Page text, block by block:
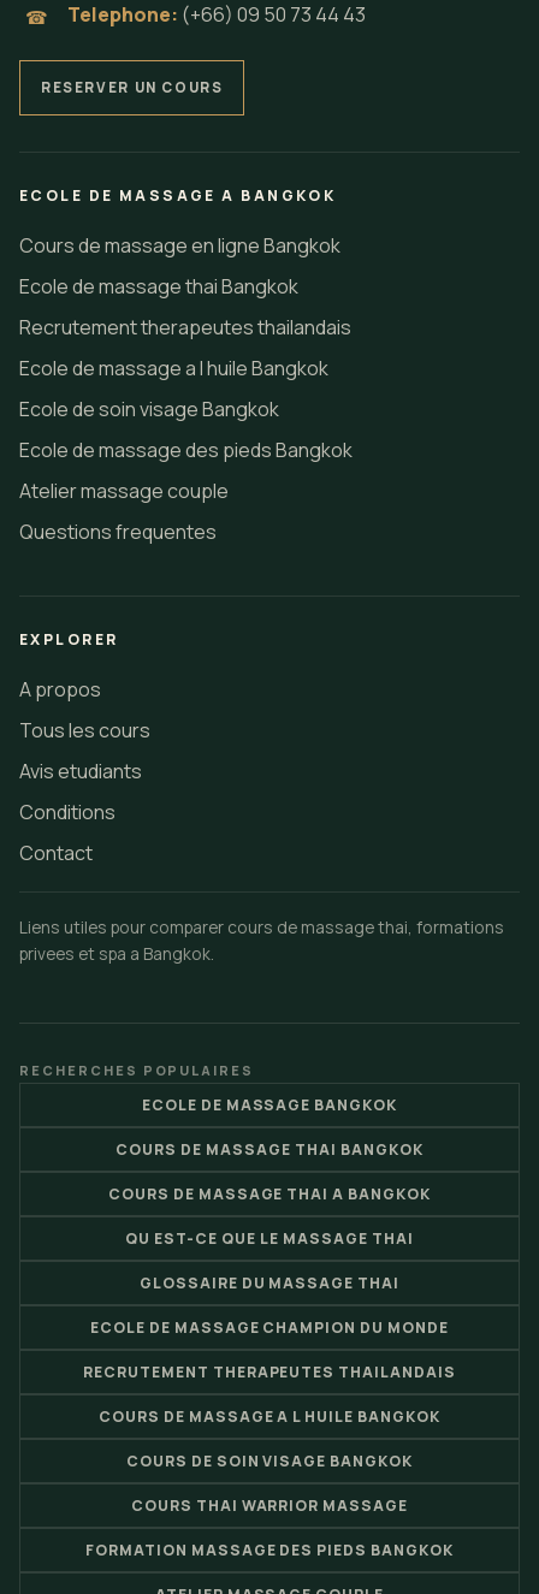
☎ Telephone: (+66) 09 50 73 44 43
RESERVER UN COURS
ECOLE DE MASSAGE A BANGKOK
Cours de massage en ligne Bangkok
Ecole de massage thai Bangkok
Recrutement therapeutes thailandais
Ecole de massage a l huile Bangkok
Ecole de soin visage Bangkok
Ecole de massage des pieds Bangkok
Atelier massage couple
Questions frequentes
EXPLORER
A propos
Tous les cours
Avis etudiants
Conditions
Contact
Liens utiles pour comparer cours de massage thai, formations
privees et spa a Bangkok.
RECHERCHES POPULAIRES
ECOLE DE MASSAGE BANGKOK
COURS DE MASSAGE THAI BANGKOK
COURS DE MASSAGE THAI A BANGKOK
QU EST-CE QUE LE MASSAGE THAI
GLOSSAIRE DU MASSAGE THAI
ECOLE DE MASSAGE CHAMPION DU MONDE
RECRUTEMENT THERAPEUTES THAILANDAIS
COURS DE MASSAGE A L HUILE BANGKOK
COURS DE SOIN VISAGE BANGKOK
COURS THAI WARRIOR MASSAGE
FORMATION MASSAGE DES PIEDS BANGKOK